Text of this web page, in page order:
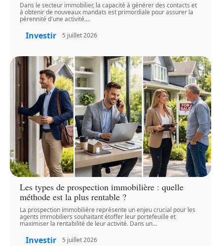
Dans le secteur immobilier, la capacité à générer des contacts et
à obtenir de nouveaux mandats est primordiale pour assurer la
pérennité d'une activité.…
Investir 5 juillet 2026
Les types de prospection immobilière : quelle
méthode est la plus rentable ?
La prospection immobilière représente un enjeu crucial pour les
agents immobiliers souhaitant étoffer leur portefeuille et
maximiser la rentabilité de leur activité. Dans un…
Investir 5 juillet 2026